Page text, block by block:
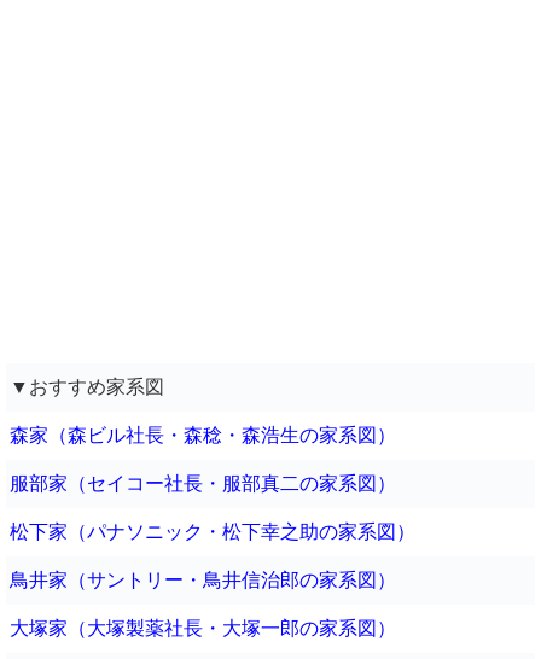
▼おすすめ家系図
森家（森ビル社長・森稔・森浩生の家系図）
服部家（セイコー社長・服部真二の家系図）
松下家（パナソニック・松下幸之助の家系図）
鳥井家（サントリー・鳥井信治郎の家系図）
大塚家（大塚製薬社長・大塚一郎の家系図）